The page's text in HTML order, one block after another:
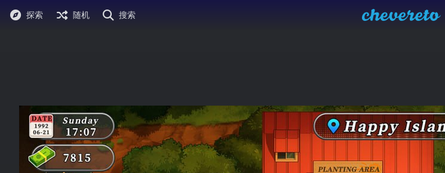
探索 随机 搜索